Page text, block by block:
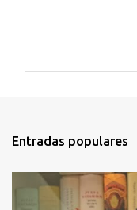
t
Entradas populares